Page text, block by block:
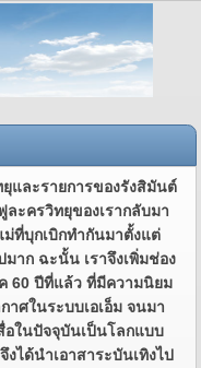
ละรายการของรังสิมันต์
ะครวิทยุของเรากลับมา
ที่บุกเบิกทำกันมาตั้งแต่
าก ฉะนั้น เราจึงเพิ่มช่อง
60 ปีที่แล้ว ที่มีความนิยม
าศในระบบเอเอ็ม จนมา
อในปัจจุบันเป็นโลกแบบ
ได้นำเอาสาระบันเทิงไป